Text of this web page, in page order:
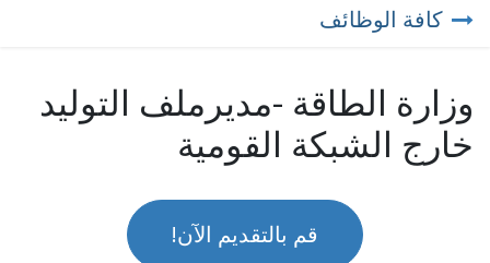
كافة الوظائف
وزارة الطاقة -مديرملف التوليد
خارج الشبكة القومية
قم بالتقديم الآن!